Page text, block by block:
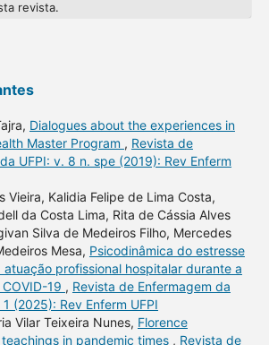
revista.
Dialogues about the experiences in
Master Program , Revista de
UFPI: v. 8 n. spe (2019): Rev Enferm
Vieira, Kalidia Felipe de Lima Costa,
da Costa Lima, Rita de Cássia Alves
Silva de Medeiros Filho, Mercedes
Mesa, Psicodinâmica do estresse
atuação profissional hospitalar durante a
19 , Revista de Enfermagem da
(2025): Rev Enferm UFPI
Vilar Teixeira Nunes, Florence
teachings in pandemic times , Revista de